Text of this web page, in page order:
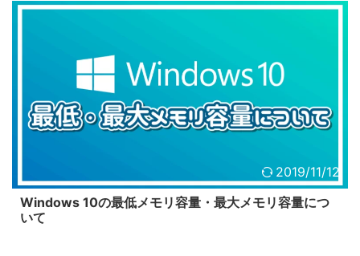
2019/11/12
Windows 10の最低メモリ容量・最大メモリ容量につ
いて